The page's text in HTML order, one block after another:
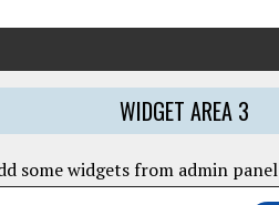
WIDGET AREA 3
some widgets from admin panel